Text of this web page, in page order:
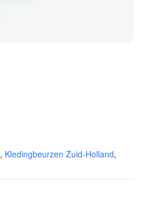
, Kledingbeurzen Zuid-Holland,